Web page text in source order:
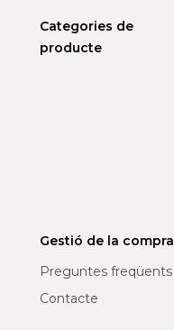
Categories de
producte
Gestió de la compra
Preguntes freqüents
Contacte